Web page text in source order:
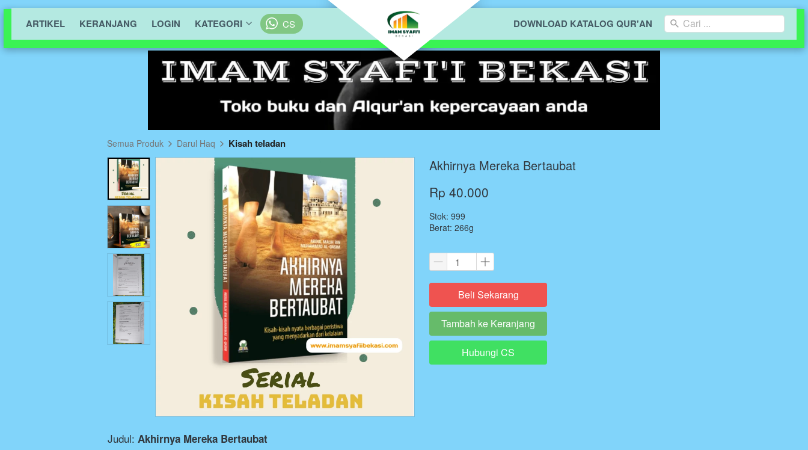
ARTIKEL KERANJANG LOGIN KATEGORI ` CS DOWNLOAD KATALOG QUR'AN Cari ...
Semua Produk Darul Haq Kisah teladan
Akhirnya Mereka Bertaubat
Rp 40.000
Stok: 999
Berat: 266g
`Beli Sekarang
`
Tambah ke Keranjang
`Hubungi CS
Judul: Akhirnya Mereka Bertaubat